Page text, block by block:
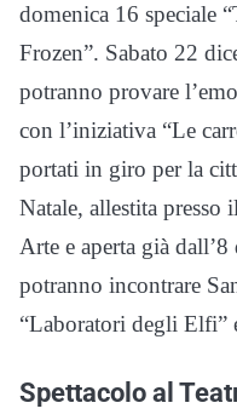
domenica 16 speciale
Frozen”. Sabato 22
potranno provare
con l’iniziativa “Le
portati in giro per la
Natale, allestita presso
Arte e aperta già
potranno incontrare
“Laboratori degli Elfi”
Spettacolo al